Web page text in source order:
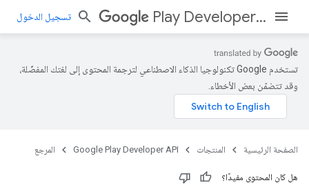
Play Developer API تسجيل الدخول
تستخدم Google تكنولوجيا الذكاء الاصطناعي لترجمة المحتوى إلى لغتك المفضّلة،
وقد تتضمّن بعض الأخطاء.
الصفحة الرئيسية المنتجات Google Play Developer API المرجع
هل كان المحتوى مفيدًا؟